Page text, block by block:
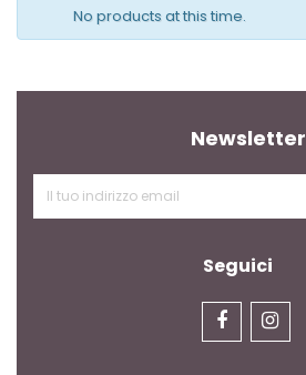
No products at this time.
Newsletter
Seguici